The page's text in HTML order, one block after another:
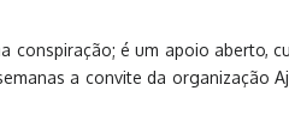
é um apoio aberto,
a convite da organização